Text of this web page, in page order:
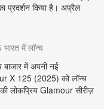
किया है। अप्रैल
में लॉन्च
में अपनी नई
X 125 (2025) को लॉन्च
लोकप्रिय Glamour सीरीज़